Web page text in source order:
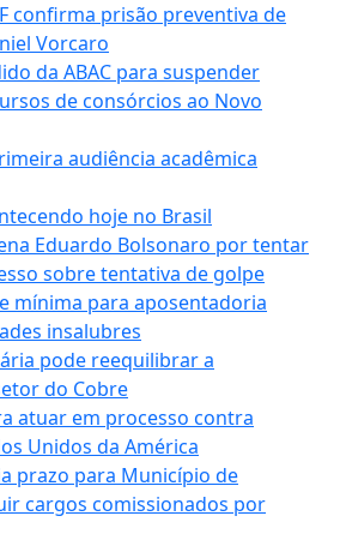
confirma prisão preventiva de
Vorcaro
da ABAC para suspender
de consórcios ao Novo
audiência acadêmica
hoje no Brasil
Eduardo Bolsonaro por tentar
sobre tentativa de golpe
mínima para aposentadoria
insalubres
pode reequilibrar a
do Cobre
atuar em processo contra
Unidos da América
prazo para Município de
cargos comissionados por